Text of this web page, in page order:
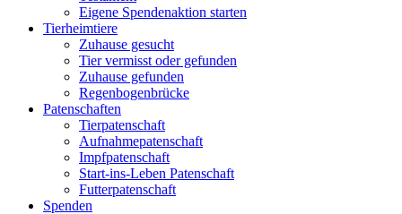
Eigene Spendenaktion starten
Tierheimtiere
Zuhause gesucht
Tier vermisst oder gefunden
Zuhause gefunden
Regenbogenbrücke
Patenschaften
Tierpatenschaft
Aufnahmepatenschaft
Impfpatenschaft
Start-ins-Leben Patenschaft
Futterpatenschaft
Spenden